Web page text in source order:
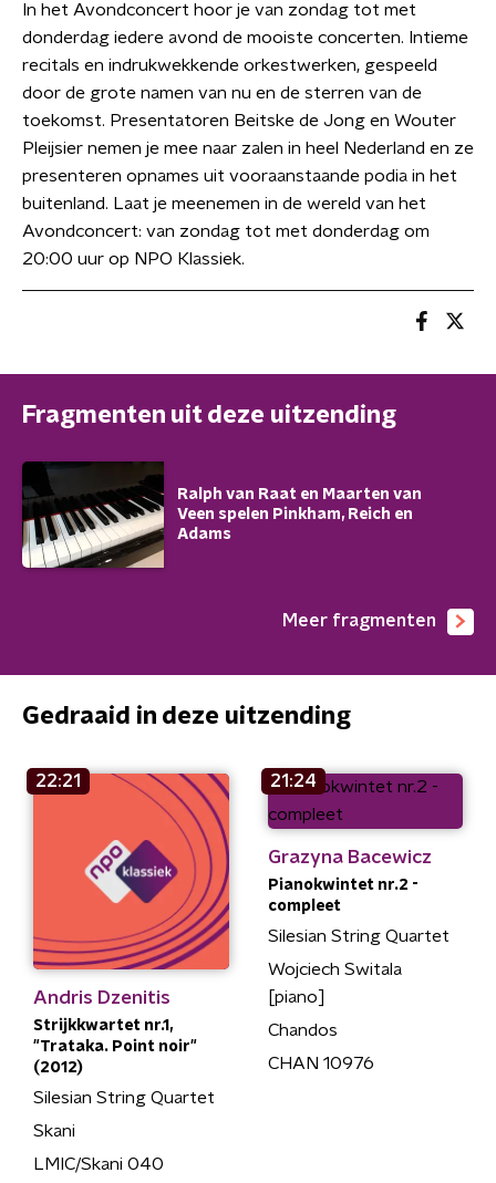
In het Avondconcert hoor je van zondag tot met
donderdag iedere avond de mooiste concerten. Intieme
recitals en indrukwekkende orkestwerken, gespeeld
door de grote namen van nu en de sterren van de
toekomst. Presentatoren Beitske de Jong en Wouter
Pleijsier nemen je mee naar zalen in heel Nederland en ze
presenteren opnames uit vooraanstaande podia in het
buitenland. Laat je meenemen in de wereld van het
Avondconcert: van zondag tot met donderdag om
20:00 uur op NPO Klassiek.
Fragmenten uit deze uitzending
Ralph van Raat en Maarten van
Veen spelen Pinkham, Reich en
Adams
Meer fragmenten
Gedraaid in deze uitzending
22:21
Andris Dzenitis
Strijkkwartet nr.1,
"Trataka. Point noir"
(2012)
Silesian String Quartet
Skani
LMIC/Skani 040
21:24
Grazyna Bacewicz
Pianokwintet nr.2 -
compleet
Silesian String Quartet
Wojciech Switala
[piano]
Chandos
CHAN 10976